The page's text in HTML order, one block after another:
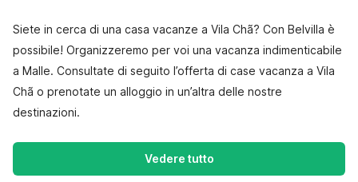
Siete in cerca di una casa vacanze a Vila Chã? Con Belvilla è
possibile! Organizzeremo per voi una vacanza indimenticabile
a Malle. Consultate di seguito l’offerta di case vacanza a Vila
Chã o prenotate un alloggio in un’altra delle nostre
destinazioni.
Vedere tutto